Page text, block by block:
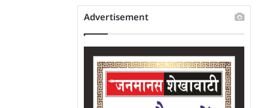
Advertisement